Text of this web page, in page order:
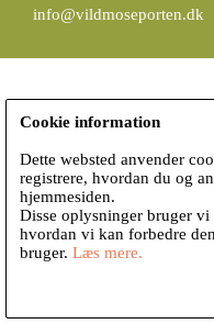
info@vildmoseporten.dk
Cookie information
Dette websted anvender
registrere, hvordan du og
hjemmesiden.
Disse oplysninger bruger vi
hvordan vi kan forbedre
bruger. Læs mere.